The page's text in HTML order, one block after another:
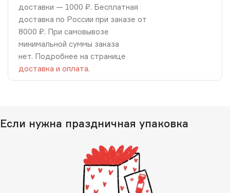
доставки — 1000 ₽. Бесплатная
доставка по России при заказе от
8000 ₽. При самовывозе
минимальной суммы заказа
нет. Подробнее на странице
доставка и оплата.
Если нужна праздничная упаковка